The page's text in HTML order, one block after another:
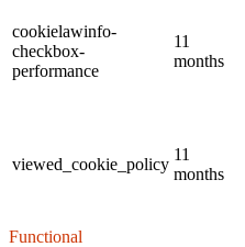
cookielawinfo-
checkbox-
performance
11
months
viewed_cookie_policy
11
months
Functional